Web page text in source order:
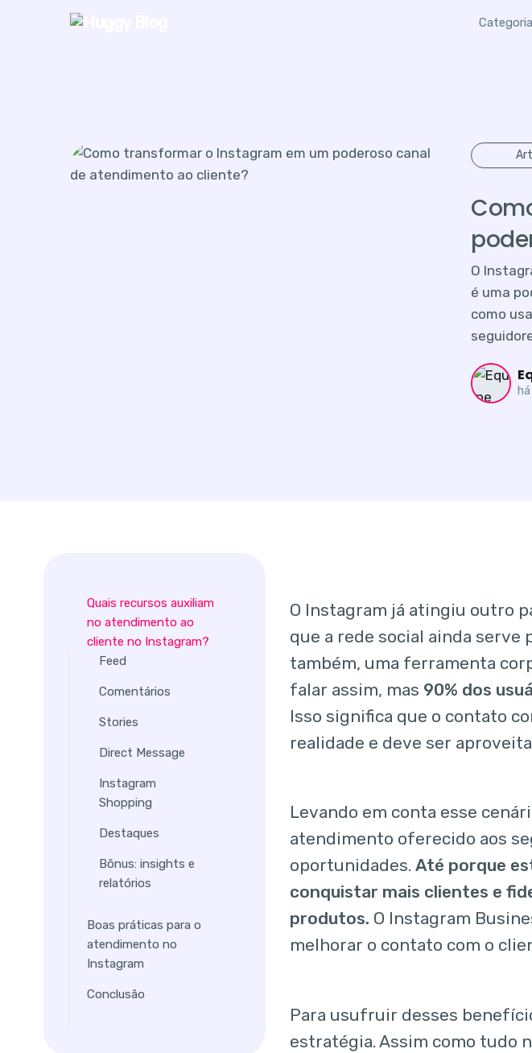
O
é uma
como
Quais recursos auxiliam
no atendimento ao
cliente no Instagram?
Feed
Comentários
Stories
Direct Message
Instagram
Shopping
Destaques
Bônus: insights e
relatórios
Boas práticas para o
atendimento no
Instagram
Conclusão
O Instagram já atingiu outro
que a rede social ainda serve
também, uma ferramenta
falar assim, mas 90% dos
Isso significa que o contato
realidade e deve ser
Levando em conta esse
atendimento oferecido aos
oportunidades. Até porque
conquistar mais clientes e
produtos. O Instagram
melhorar o contato com o
Para usufruir desses
estratégia. Assim como tudo